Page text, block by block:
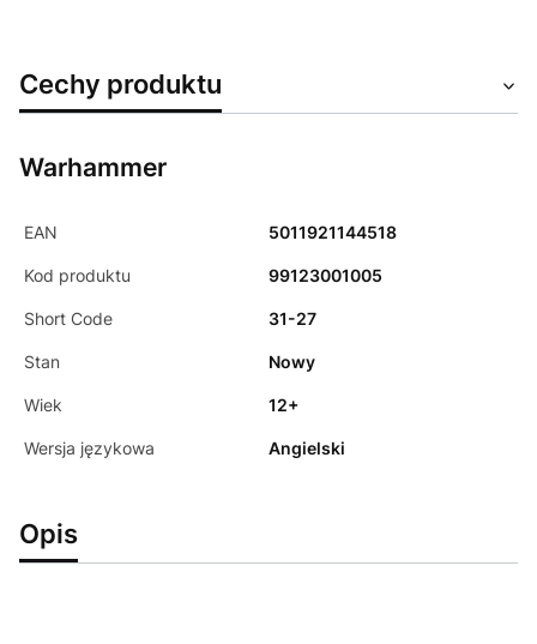
Cechy produktu
Warhammer
EAN 5011921144518
Kod produktu 99123001005
Short Code 31-27
Stan Nowy
Wiek 12+
Wersja językowa Angielski
Opis